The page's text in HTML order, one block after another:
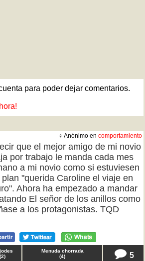
para poder dejar comentarios.
♀ Anónimo en comportamiento
que el mejor amigo de mi novio
por trabajo le manda cada mes
a mi novio como si estuviesen
"querida Caroline el viaje en
Ahora ha empezado a mandar
El señor de los anillos como
a los protagonistas. TQD
(2)
Menuda chorrada
(4) 5